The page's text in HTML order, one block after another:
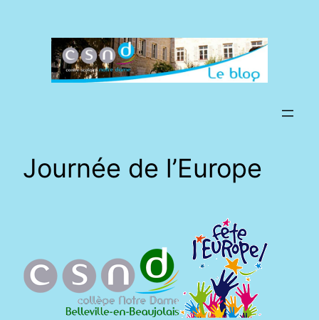
Journée de l’Europe